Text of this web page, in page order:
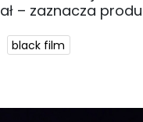
– zaznacza
black film